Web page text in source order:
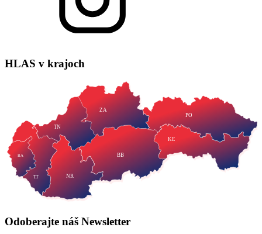
HLAS v krajoch
TT NR
TN
ZA
BB
PO
KE
BA
Odoberajte náš Newsletter